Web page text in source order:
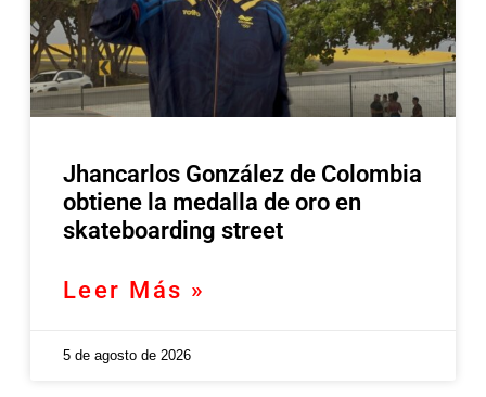
Jhancarlos González de Colombia
obtiene la medalla de oro en
skateboarding street
Leer Más »
5 de agosto de 2026